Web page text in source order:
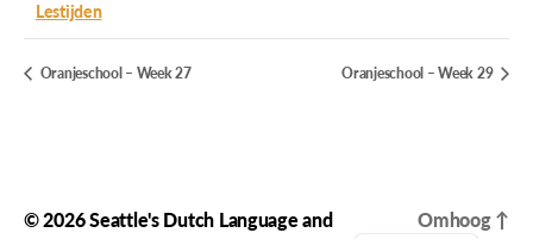
Lestijden
Oranjeschool – Week 27 Oranjeschool – Week 29
© 2026Seattle's Dutch Language and
Omhoog ↑
English